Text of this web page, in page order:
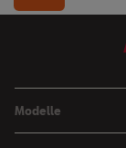
Modelle